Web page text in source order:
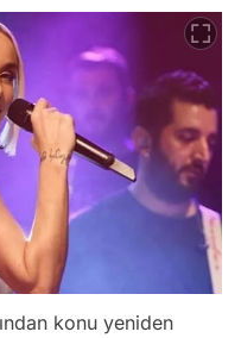
konu yeniden